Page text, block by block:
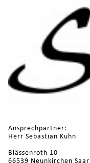
Ansprechpartner:
Herr Sebastian Kuhn
Blässenroth 10
66539 Neunkirchen Saar